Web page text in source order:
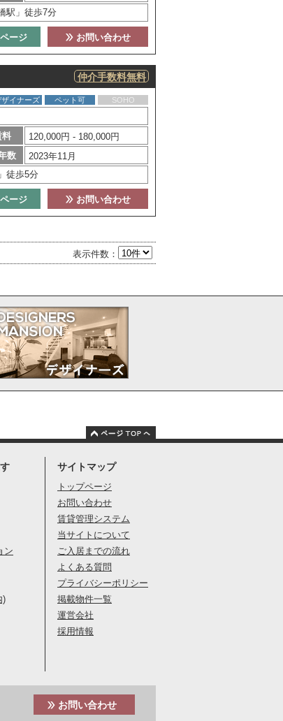
駅」徒歩7分
お問い合わせ
ージ
仲介手数料無料
ザイナーズ ペット可 SOHO
料
120,000円 - 180,000円
数
2023年11月
徒歩5分
お問い合わせ
ージ
表示件数：
ン
)
サイトマップ
トップページ
お問い合わせ
賃貸管理システム
当サイトについて
ご入居までの流れ
よくある質問
プライバシーポリシー
掲載物件一覧
運営会社
採用情報
お問い合わせ